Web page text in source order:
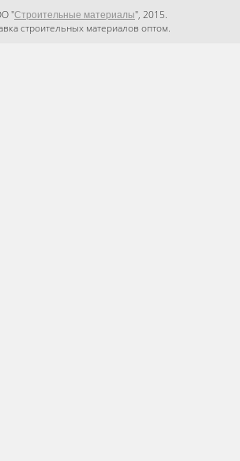
"Строительные материалы", 2015.
строительных материалов оптом.